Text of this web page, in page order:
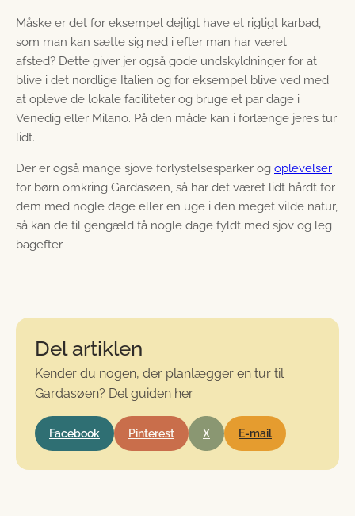
Måske er det for eksempel dejligt have et rigtigt karbad,
som man kan sætte sig ned i efter man har været
afsted? Dette giver jer også gode undskyldninger for at
blive i det nordlige Italien og for eksempel blive ved med
at opleve de lokale faciliteter og bruge et par dage i
Venedig eller Milano. På den måde kan i forlænge jeres tur
lidt.
Der er også mange sjove forlystelsesparker og oplevelser
for børn omkring Gardasøen, så har det været lidt hårdt for
dem med nogle dage eller en uge i den meget vilde natur,
så kan de til gengæld få nogle dage fyldt med sjov og leg
bagefter.
Del artiklen
Kender du nogen, der planlægger en tur til
Gardasøen? Del guiden her.
Facebook Pinterest X E-mail